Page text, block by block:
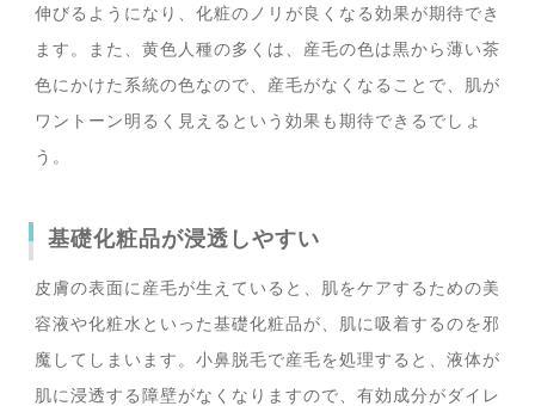
伸びるようになり、化粧のノリが良くなる効果が期待でき
ます。また、黄色人種の多くは、産毛の色は黒から薄い茶
色にかけた系統の色なので、産毛がなくなることで、肌が
ワントーン明るく見えるという効果も期待できるでしょ
う。
基礎化粧品が浸透しやすい
皮膚の表面に産毛が生えていると、肌をケアするための美
容液や化粧水といった基礎化粧品が、肌に吸着するのを邪
魔してしまいます。小鼻脱毛で産毛を処理すると、液体が
肌に浸透する障壁がなくなりますので、有効成分がダイレ